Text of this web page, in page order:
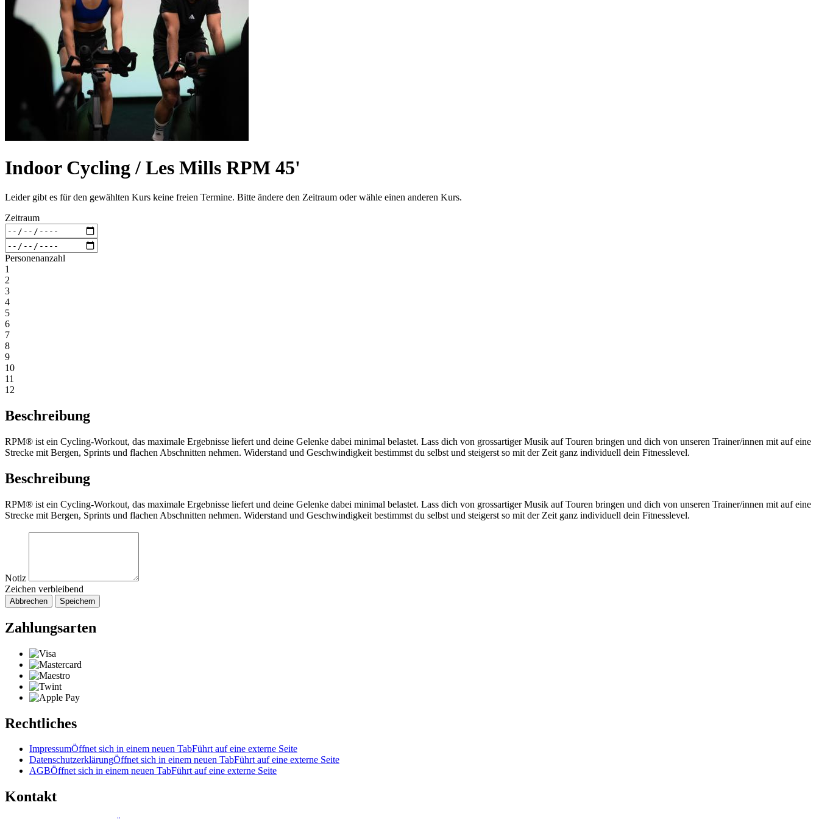
Indoor Cycling / Les Mills RPM 45'
Leider gibt es für den gewählten Kurs keine freien Termine. Bitte ändere den Zeitraum oder wähle einen anderen Kurs.
Zeitraum
Personenanzahl
1
2
3
4
5
6
7
8
9
10
11
12
Beschreibung
RPM® ist ein Cycling-Workout, das maximale Ergebnisse liefert und deine Gelenke dabei minimal belastet. Lass dich von grossartiger Musik auf Touren bringen und dich von unseren Trainer/innen mit auf eine
Strecke mit Bergen, Sprints und flachen Abschnitten nehmen. Widerstand und Geschwindigkeit bestimmst du selbst und steigerst so mit der Zeit ganz individuell dein Fitnesslevel.
Beschreibung
RPM® ist ein Cycling-Workout, das maximale Ergebnisse liefert und deine Gelenke dabei minimal belastet. Lass dich von grossartiger Musik auf Touren bringen und dich von unseren Trainer/innen mit auf eine
Strecke mit Bergen, Sprints und flachen Abschnitten nehmen. Widerstand und Geschwindigkeit bestimmst du selbst und steigerst so mit der Zeit ganz individuell dein Fitnesslevel.
Notiz
Zeichen verbleibend
Abbrechen Speichern
Zahlungsarten
Rechtliches
ImpressumÖffnet sich in einem neuen TabFührt auf eine externe Seite
DatenschutzerklärungÖffnet sich in einem neuen TabFührt auf eine externe Seite
AGBÖffnet sich in einem neuen TabFührt auf eine externe Seite
Kontakt